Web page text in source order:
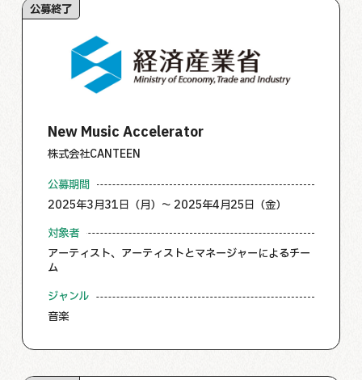
公募終了
New Music Accelerator
株式会社CANTEEN
公募期間
2025年3月31日（月）～ 2025年4月25日（金）
対象者
アーティスト、アーティストとマネージャーによるチー
ム
ジャンル
音楽